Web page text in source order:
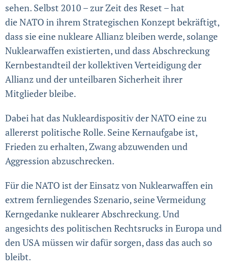
sehen. Selbst 2010 – zur Zeit des Reset – hat
die NATO in ihrem Strategischen Konzept bekräftigt,
dass sie eine nukleare Allianz bleiben werde, solange
Nuklear­waffen existierten, und dass Abschreckung
Kernbestandteil der kollektiven Verteidigung der
Allianz und der unteilbaren Sicherheit ihrer
Mitglieder bleibe.
Dabei hat das Nukleardispositiv der NATO eine zu
allererst politische Rolle. Seine Kernaufgabe ist,
Frieden zu erhalten, Zwang abzuwenden und
Aggression abzuschrecken.
Für die NATO ist der Einsatz von Nuklearwaffen ein
extrem fernliegendes Szenario, seine Vermeidung
Kerngedanke nuklearer Abschreckung. Und
angesichts des politischen Rechtsrucks in Europa und
den USA müssen wir dafür sorgen, dass das auch so
bleibt.